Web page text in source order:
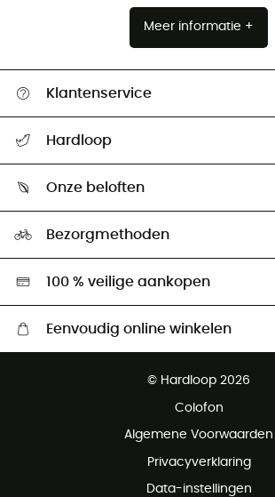
Meer informatie +
Klantenservice
Mijn zending volgen
Retourzendingen & Terugbetalingen
Hardloop
Ambassadeurs
Onze beloften
Hardgreen
Bezorgmethoden
100 % veilige aankopen
Eenvoudig online winkelen
Gratis retourneren binnen 100 dagen
© Hardloop 2026
Colofon
Algemene Voorwaarden
Privacyverklaring
Data-instellingen